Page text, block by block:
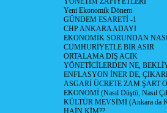
Yeni Ekonomik Dönem
GÜNDEM ESARETİ -1
CHP ANKARA ADAYI
EKONOMİK SORUNDAN
CUMHURİYETLE BİR ASIR
ORTALAMA DIŞ ACIK
YÖNETİCİLERDEN NE,
ENFLASYON İNER DE,
ASGARİ ÜCRETE ZAM ŞART
EKONOMİ (Nasıl Düştü, Nasıl
KÜLTÜR MEVSİMİ (Ankara da
HAİN KİM??